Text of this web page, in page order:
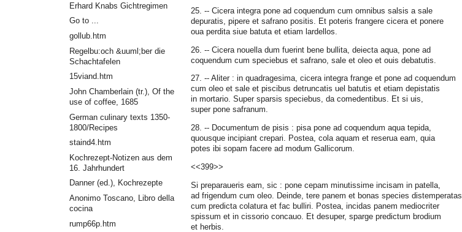
25. -- Cicera integra pone ad coquendum cum omnibus salsis a sale
depuratis, pipere et safrano positis. Et poteris frangere cicera et ponere
oua perdita siue batuta et etiam lardellos.
26. -- Cicera nouella dum fuerint bene bullita, deiecta aqua, pone ad
coquendum cum speciebus et safrano, sale et oleo et ouis debatutis.
27. -- Aliter : in quadragesima, cicera integra frange et pone ad coquendum
cum oleo et sale et piscibus detruncatis uel batutis et etiam depistatis
in mortario. Super sparsis speciebus, da comedentibus. Et si uis,
super pone safranum.
28. -- Documentum de pisis : pisa pone ad coquendum aqua tepida,
quousque incipiant crepari. Postea, cola aquam et reserua eam, quia
potes ibi sopam facere ad modum Gallicorum.
<<399>>
Si preparaueris eam, sic : pone cepam minutissime incisam in patella,
ad frigendum cum oleo. Deinde, tere panem et bonas species distemperatas
cum predicta colatura et fac bulliri. Postea, incidas panem mediocriter
spissum et in cissorio concauo. Et desuper, sparge predictum brodium
et herbis.
Erhard Knabs Gichtregimen
Go to ...
gollub.htm
Regelbu:och &uuml;ber die
Schachtafelen
15viand.htm
John Chamberlain (tr.), Of the
use of coffee, 1685
German culinary texts 1350-
1800/Recipes
staind4.htm
Kochrezept-Notizen aus dem
16. Jahrhundert
Danner (ed.), Kochrezepte
Anonimo Toscano, Libro della
cocina
rump66p.htm